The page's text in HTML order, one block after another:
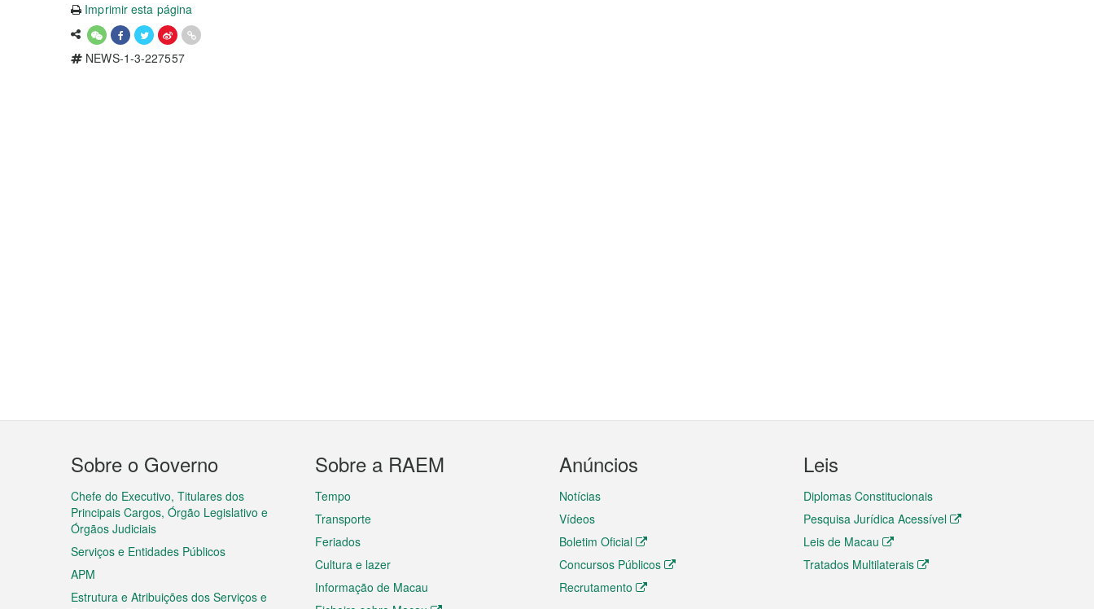
Imprimir esta página
NEWS-1-3-227557
Menu
do
rodapé
Sobre o Governo
Chefe do Executivo, Titulares dos
Principais Cargos, Órgão Legislativo e
Órgãos Judiciais
Serviços e Entidades Públicos
APM
Estrutura e Atribuições dos Serviços e
Sobre a RAEM
Tempo
Transporte
Feriados
Cultura e lazer
Informação de Macau
Anúncios
Notícias
Vídeos
Boletim Oficial
Concursos Públicos
Recrutamento
Leis
Diplomas Constitucionais
Pesquisa Jurídica Acessível
Leis de Macau
Tratados Multilaterais